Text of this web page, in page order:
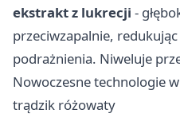
ekstrakt z lukrecji -
przeciwzapalnie,
podrażnienia. Niweluje
Nowoczesne technologie
trądzik różowaty